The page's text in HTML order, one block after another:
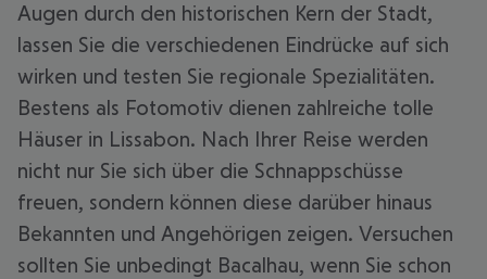
Augen durch den historischen Kern der Stadt,
lassen Sie die verschiedenen Eindrücke auf sich
wirken und testen Sie regionale Spezialitäten.
Bestens als Fotomotiv dienen zahlreiche tolle
Häuser in Lissabon. Nach Ihrer Reise werden
nicht nur Sie sich über die Schnappschüsse
freuen, sondern können diese darüber hinaus
Bekannten und Angehörigen zeigen. Versuchen
sollten Sie unbedingt Bacalhau, wenn Sie schon